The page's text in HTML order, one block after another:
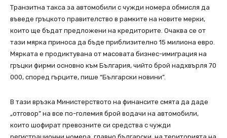
Транзитна такса за автомобили с чужди номера обмисля да
въведе гръцкото правителство в рамките на новите мерки,
които ще бъдат предложени на кредиторите. Очаква се от
тази мярка приноса да бъде приблизително 15 милиона евро.
Мярката е продиктувана от масовата бизнес-имиграция на
гръцки фирми основно към България, чийто брой надхвърля 70
000, според гърците, пише “Български новини”.
В тази връзка Министерството на финансите смята да даде
„отговор” на все по-големия брой водачи на автомобили,
които шофират превозните си средства с чужди